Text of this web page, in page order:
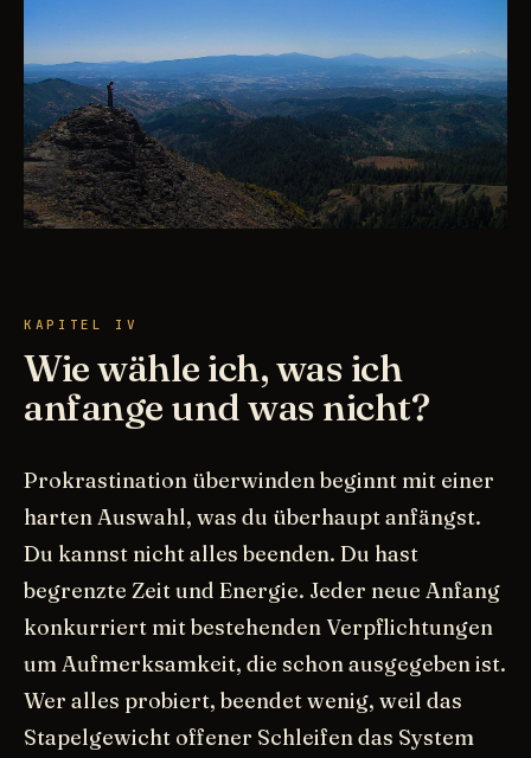
KAPITEL IV
Wie wähle ich, was ich
anfange und was nicht?
Prokrastination überwinden beginnt mit einer
harten Auswahl, was du überhaupt anfängst.
Du kannst nicht alles beenden. Du hast
begrenzte Zeit und Energie. Jeder neue Anfang
konkurriert mit bestehenden Verpflichtungen
um Aufmerksamkeit, die schon ausgegeben ist.
Wer alles probiert, beendet wenig, weil das
Stapelgewicht offener Schleifen das System